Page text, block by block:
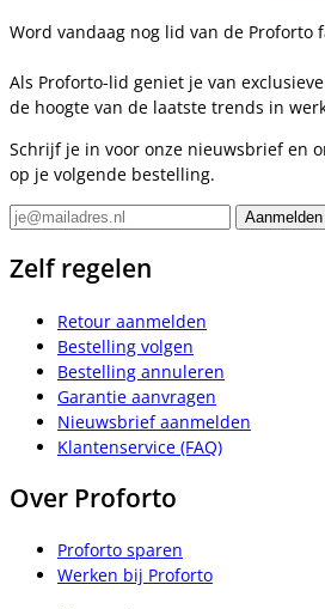
Word vandaag nog lid van de Proforto
Als Proforto-lid geniet je van
de hoogte van de laatste trends in
Schrijf je in voor onze nieuwsbrief en
op je volgende bestelling.
Zelf regelen
Retour aanmelden
Bestelling volgen
Bestelling annuleren
Garantie aanvragen
Nieuwsbrief aanmelden
Klantenservice (FAQ)
Over Proforto
Proforto sparen
Werken bij Proforto